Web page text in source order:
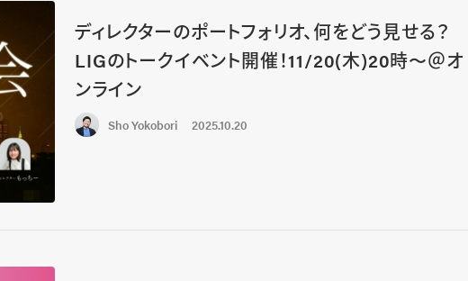
ディレクターのポートフォリオ、何をどう見せる？
LIGのトークイベント開催！11/20(木)20時〜＠オ
ンライン
Sho Yokobori 2025.10.20